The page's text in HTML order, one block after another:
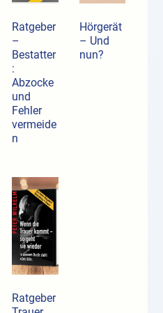
Ratgeber
–
Bestatter
:
Abzocke
und
Fehler
vermeide
n
Hörgerät
– Und
nun?
Ratgeber